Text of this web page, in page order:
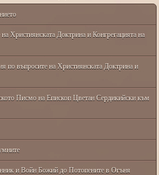
Християнската Доктрина и Конгрегацията на
по въпросите на Християнската Доктрина и
Писмо на Епископ Цветан Сердикийски към
и Войн Божий до Потопените в Огъня